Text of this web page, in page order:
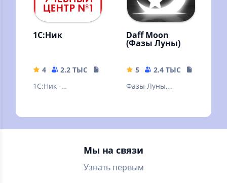
1С:Ник
4 2.2 ТЫС
49.31 MB
1С:Ник -
Учебного Центра
№1 Фирмы "1С"
Daff Moon
(Фазы Луны)
5 2.4 ТЫС
Фазы Луны,
звезд, затмения
Луны и Солнца
Мы на связи
Узнать первым